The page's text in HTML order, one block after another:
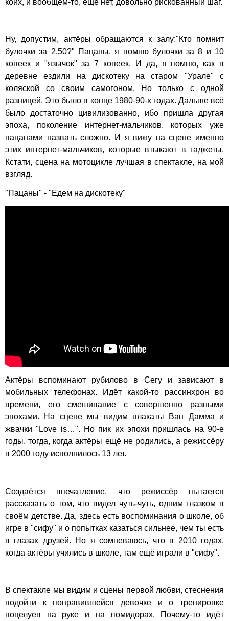
Ну, допустим, актёры обращаются к залу:"Кто помнит
булочки за 2.50?" Пацаны, я помню булочки за 8 и 10
копеек и "язычок" за 7 копеек. И да, я помню, как в
деревне ездили на дискотеку на старом "Урале" с
коляской со своим самогоном. Но только с одной
разницей. Это было в конце 1980-90-х годах. Дальше всё
было достаточно цивилизованно, ибо пришла другая
эпоха, поколение интернет-мальчиков. которых уже
пацанами назвать сложно. И я вижу на сцене именно
этих интернет-мальчиков, которые втыкают в гаджеты.
Кстати, сцена на мотоцикле лучшая в спектакле, на мой
взгляд.
"Пацаны" - "Едем на дискотеку"
Актёры вспоминают рубилово в Сегу и зависают в
мобильных телефонах. Идёт какой-то рассинхрон во
времени, его смешивание с совершенно разными
эпохами. На сцене мы видим плакаты Ван Дамма и
жвачки "Love is…". Но пик их эпохи пришлась на 90-е
годы, тогда, когда актёры ещё не родились, а режиссёру
в 2000 году исполнилось 13 лет.
Создаётся впечатление, что режиссёр пытается
рассказать о том, что видел чуть-чуть, одним глазком в
своём детстве. Да, здесь есть воспоминания о школе, об
игре в "сифу" и о попытках казаться сильнее, чем ты есть
в глазах друзей. Но я сомневаюсь, что в 2010 годах,
когда актёры учились в школе, там ещё играли в "сифу".
В спектакле мы видим и сцены первой любви, стеснения
подойти к понравившейся девочке и о тренировке
поцелуев на руке и на помидорах. Почему-то идёт